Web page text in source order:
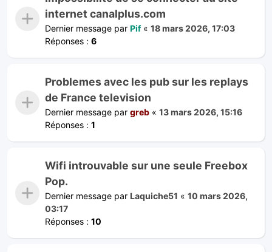
internet canalplus.com
Dernier message par Pif« 18 mars 2026, 17:03
Réponses : 6
Problemes avec les pub sur les replays
de France television
Dernier message par greb « 13 mars 2026, 15:16
Réponses : 1
Wifi introuvable sur une seule Freebox
Pop.
Dernier message par Laquiche51 « 10 mars 2026,
03:17
Réponses : 10